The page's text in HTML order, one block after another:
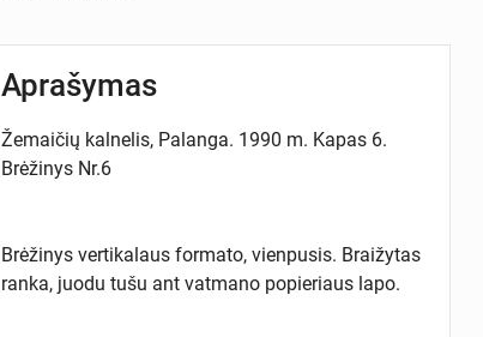
Aprašymas
Žemaičių kalnelis, Palanga. 1990 m. Kapas 6.
Brėžinys Nr.6
Brėžinys vertikalaus formato, vienpusis. Braižytas
ranka, juodu tušu ant vatmano popieriaus lapo.